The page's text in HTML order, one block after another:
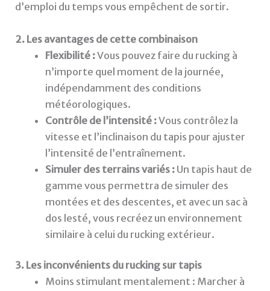
d’emploi du temps vous empêchent de sortir.
2. Les avantages de cette combinaison
Flexibilité :Vous pouvez faire du rucking à
n’importe quel moment de la journée,
indépendamment des conditions
météorologiques.
Contrôle de l’intensité :Vous contrôlez la
vitesse et l’inclinaison du tapis pour ajuster
l’intensité de l’entraînement.
Simuler des terrains variés :Un tapis haut de
gamme vous permettra de simuler des
montées et des descentes, et avec un sac à
dos lesté, vous recréez un environnement
similaire à celui du rucking extérieur.
3. Les inconvénients du rucking sur tapis
Moins stimulant mentalement : Marcher à